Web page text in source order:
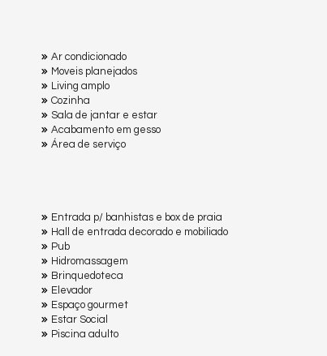
Ar condicionado
Moveis planejados
Living amplo
Cozinha
Sala de jantar e estar
Acabamento em gesso
Área de serviço
Entrada p/ banhistas e box de praia
Hall de entrada decorado e mobiliado
Pub
Hidromassagem
Brinquedoteca
Elevador
Espaço gourmet
Estar Social
Piscina adulto